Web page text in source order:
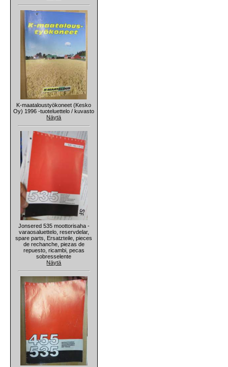
K-maataloustyökoneet (Kesko
Oy) 1996 -tuoteluettelo / kuvasto
Näytä
Jonsered 535 moottorisaha -
varaosaluettelo, reservdelar,
spare parts, Ersatzteile, pieces
de rechanche, piezas de
repuesto, ricambi, pecas
sobresselente
Näytä